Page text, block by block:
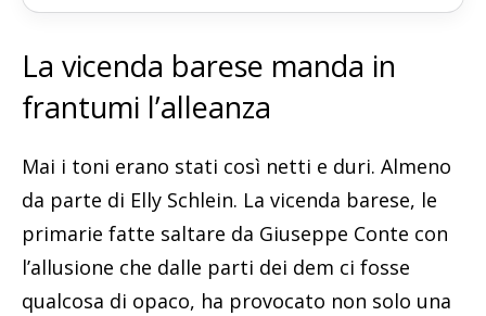
La vicenda barese manda in
frantumi l’alleanza
Mai i toni erano stati così netti e duri. Almeno
da parte di Elly Schlein. La vicenda barese, le
primarie fatte saltare da Giuseppe Conte con
l’allusione che dalle parti dei dem ci fosse
qualcosa di opaco, ha provocato non solo una